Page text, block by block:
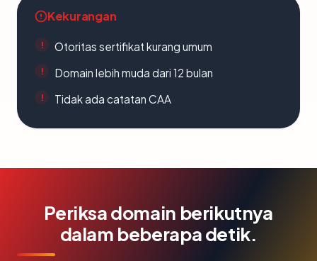
Kekurangan
Otoritas sertifikat kurang umum
Domain lebih muda dari 12 bulan
Tidak ada catatan CAA
Periksa domain berikutnya
dalam beberapa detik.